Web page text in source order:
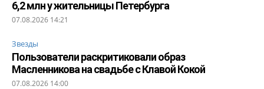
6,2 млн у жительницы Петербурга
07.08.2026 14:21
Звезды
Пользователи раскритиковали образ
Масленникова на свадьбе с Клавой Кокой
07.08.2026 14:00